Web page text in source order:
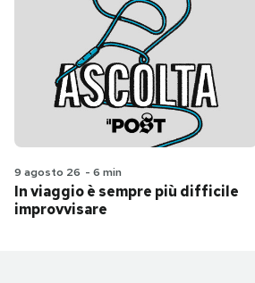
9 agosto 26 - 6 min
In viaggio è sempre più difficile
improvvisare